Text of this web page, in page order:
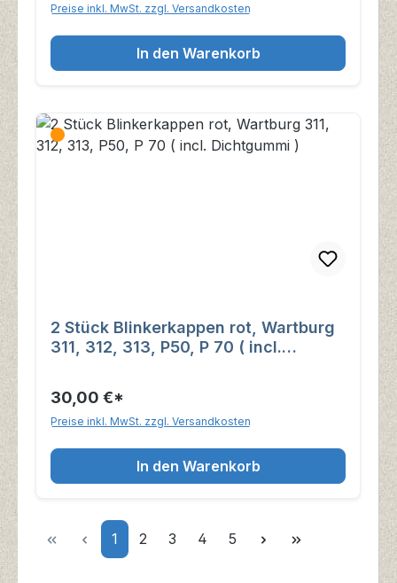
Preise inkl. MwSt. zzgl. Versandkosten
In den Warenkorb
2 Stück Blinkerkappen rot, Wartburg
311, 312, 313, P50, P 70 ( incl.
30,00 €*
Preise inkl. MwSt. zzgl. Versandkosten
In den Warenkorb
Seite
1 Seite
2 Seite
3 Seite
4 Seite
5